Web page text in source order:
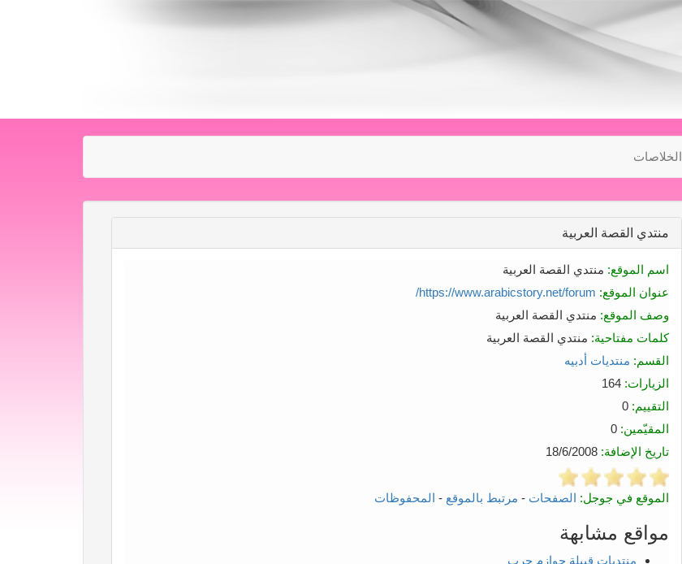
الخلاصات
منتدي القصة العربية
اسم الموقع: منتدي القصة العربية
عنوان الموقع: https://www.arabicstory.net/forum/
وصف الموقع: منتدي القصة العربية
كلمات مفتاحية: منتدي القصة العربية
القسم: منتديات أدبيه
الزيارات:
التقييم:
المقيّمين:
تاريخ الإضافة:
الموقع في جوجل: الصفحات - مرتبط بالموقع - المحفوظات
مواقع مشابهة
منتديات قبيلة حوازم حرب